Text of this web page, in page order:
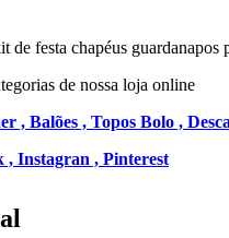
de festa chapéus guardanapos
de nossa loja online
, Balões , Topos Bolo ,
, Instagran , Pinterest